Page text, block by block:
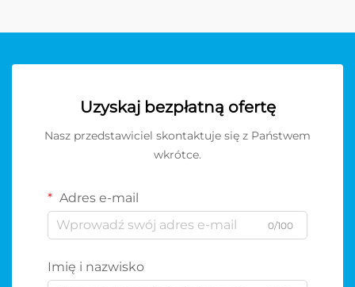
Uzyskaj bezpłatną ofertę
Nasz przedstawiciel skontaktuje się z Państwem
wkrótce.
Adres e-mail
0/100
Imię i nazwisko